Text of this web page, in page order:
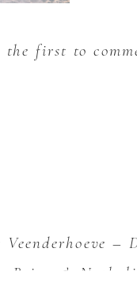
the first to
–
Brian & Nathalie